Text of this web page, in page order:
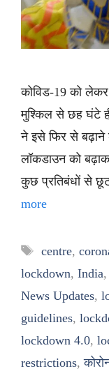
कोविड-19 को
मुश्किल से छह घंटे
ने इसे फिर से
लॉकडाउन को
कुछ प्रतिबंधों से
more
Tags
centre,
lockdown, India,
News Updates,
guidelines,
lockdown 4.0,
restrictions,